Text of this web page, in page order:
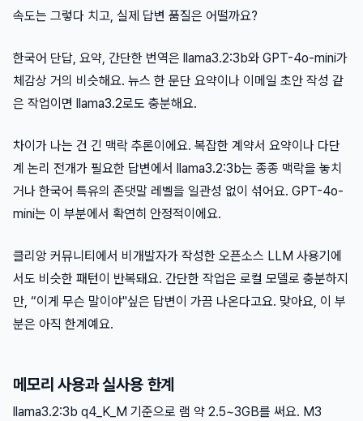
속도는 그렇다 치고, 실제 답변 품질은 어떨까요?
한국어 단답, 요약, 간단한 번역은 llama3.2:3b와 GPT-4o-mini가
체감상 거의 비슷해요. 뉴스 한 문단 요약이나 이메일 초안 작성 같
은 작업이면 llama3.2로도 충분해요.
차이가 나는 건 긴 맥락 추론이에요. 복잡한 계약서 요약이나 다단
계 논리 전개가 필요한 답변에서 llama3.2:3b는 종종 맥락을 놓치
거나 한국어 특유의 존댓말 레벨을 일관성 없이 섞어요. GPT-4o-
mini는 이 부분에서 확연히 안정적이에요.
클리앙 커뮤니티에서 비개발자가 작성한 오픈소스 LLM 사용기에
서도 비슷한 패턴이 반복돼요. 간단한 작업은 로컬 모델로 충분하지
만, “이게 무슨 말이야"싶은 답변이 가끔 나온다고요. 맞아요, 이 부
분은 아직 한계예요.
메모리 사용과 실사용 한계
llama3.2:3b q4_K_M 기준으로 램 약 2.5~3GB를 써요. M3